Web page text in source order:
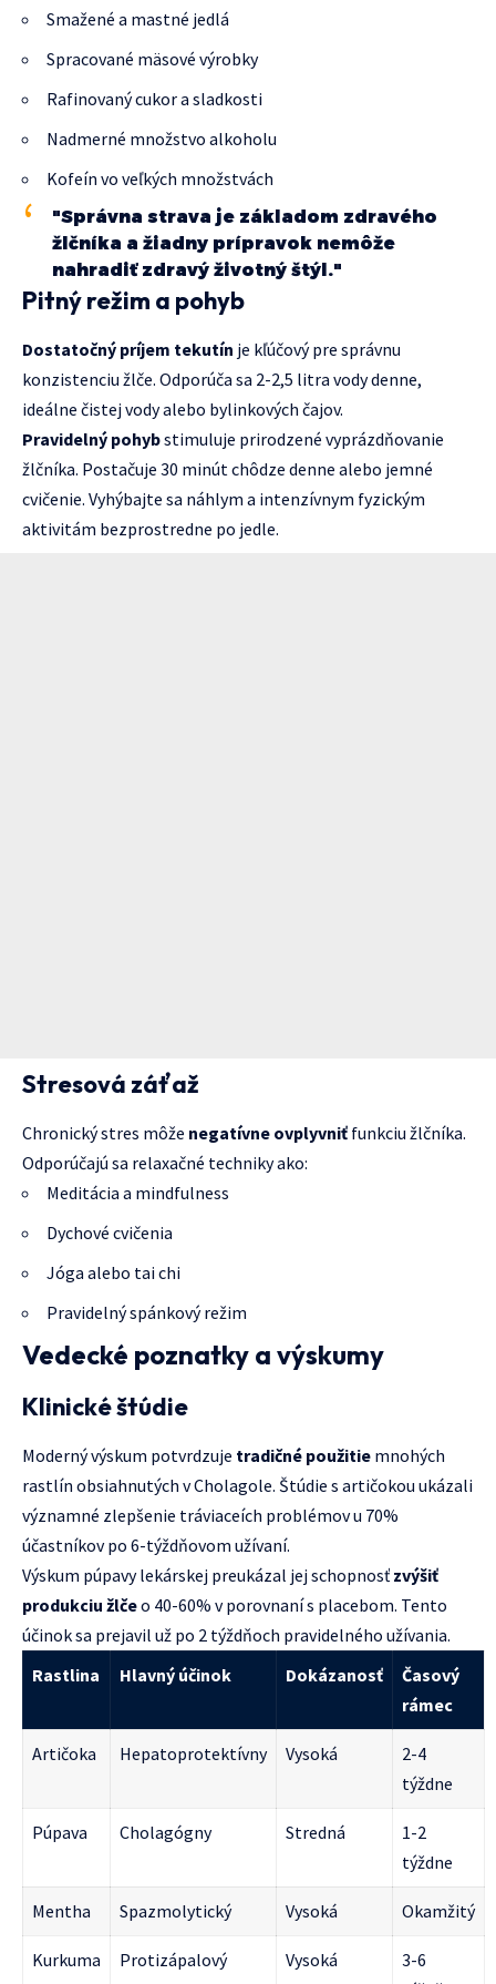
Smažené a mastné jedlá
Spracované mäsové výrobky
Rafinovaný cukor a sladkosti
Nadmerné množstvo alkoholu
Kofeín vo veľkých množstvách
"Správna strava je základom zdravého
žlčníka a žiadny prípravok nemôže
nahradiť zdravý životný štýl."
Pitný režim a pohyb
Dostatočný príjem tekutín je kľúčový pre správnu
konzistenciu žlče. Odporúča sa 2-2,5 litra vody denne,
ideálne čistej vody alebo bylinkových čajov.
Pravidelný pohybstimuluje prirodzené vyprázdňovanie
žlčníka. Postačuje 30 minút chôdze denne alebo jemné
cvičenie. Vyhýbajte sa náhlym a intenzívnym fyzickým
aktivitám bezprostredne po jedle.
Stresová záťaž
Chronický stres môže negatívne ovplyvniť funkciu žlčníka.
Odporúčajú sa relaxačné techniky ako:
Meditácia a mindfulness
Dychové cvičenia
Jóga alebo tai chi
Pravidelný spánkový režim
Vedecké poznatky a výskumy
Klinické štúdie
Moderný výskum potvrdzuje tradičné použitie mnohých
rastlín obsiahnutých v Cholagole. Štúdie s artičokou ukázali
významné zlepšenie tráviaceích problémov u 70%
účastníkov po 6-týždňovom užívaní.
Výskum púpavy lekárskej preukázal jej schopnosť zvýšiť
produkciu žlčeo 40-60% v porovnaní s placebom. Tento
účinok sa prejavil už po 2 týždňoch pravidelného užívania.
Rastlina
Hlavný účinok Dokázanosť
Časový
rámec
Artičoka Hepatoprotektívny Vysoká
2-4
týždne
Púpava Cholagógny Stredná
1-2
týždne
Mentha Spazmolytický Vysoká Okamžitý
Kurkuma Protizápalový Vysoká
3-6